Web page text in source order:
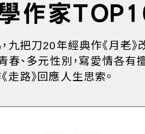
作家
九把刀20年經典作《月老
青春、多元性別，寫愛情各
走路》回應人生思索。